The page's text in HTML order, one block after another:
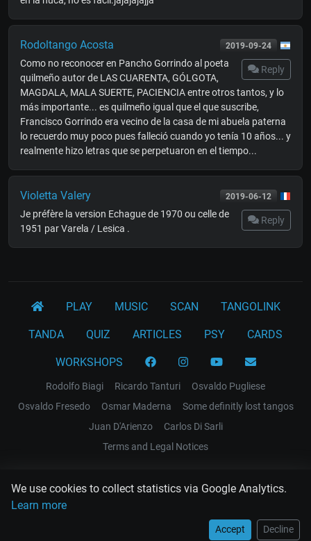
We use cookies to collect statistics via Google Analytics.
Learn more
Accept Decline
2019-09-24
Rodoltango Acosta
Reply
Como no reconocer en Pancho Gorrindo al poeta
quilmeño autor de LAS CUARENTA, GÓLGOTA,
MAGDALA, MALA SUERTE, PACIENCIA entre otros tantos, y lo
más importante... es quilmeño igual que el que suscribe,
Francisco Gorrindo era vecino de la casa de mi abuela paterna
lo recuerdo muy poco pues falleció cuando yo tenía 10 años... y
realmente hizo letras que se perpetuaron en el tiempo...
2019-06-12
Violetta Valery
Reply
Je préfère la version Echague de 1970 ou celle de
1951 par Varela / Lesica .
PLAY MUSIC SCAN TANGOLINK
TANDA QUIZ ARTICLES PSY CARDS
WORKSHOPS
Rodolfo Biagi Ricardo Tanturi
Osvaldo Pugliese
Osvaldo Fresedo
Osmar Maderna
Some definitly lost tangos
Juan D'Arienzo
Carlos Di Sarli
Terms and Legal Notices
EL RECODO TANGO